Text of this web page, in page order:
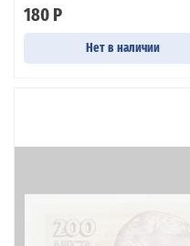
180 Р
Нет в наличии